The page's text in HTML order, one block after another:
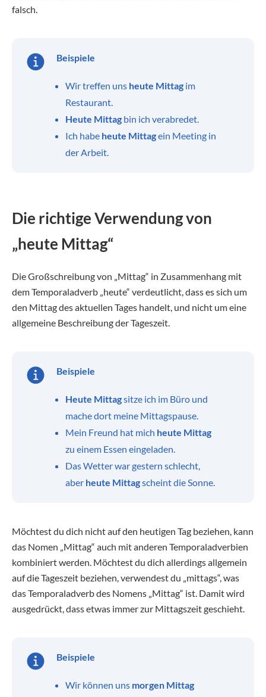
falsch.
Beispiele
Wir treffen uns heute Mittag im
Restaurant.
Heute Mittag bin ich verabredet.
Ich habe heute Mittagein Meeting in
der Arbeit.
Die richtige Verwendung von
„heute Mittag“
Die Großschreibung von „Mittag“ in Zusammenhang mit
dem Temporaladverb „heute“ verdeutlicht, dass es sich um
den Mittag des aktuellen Tages handelt, und nicht um eine
allgemeine Beschreibung der Tageszeit.
Beispiele
Heute Mittagsitze ich im Büro und
mache dort meine Mittagspause.
Mein Freund hat mich heute Mittag
zu einem Essen eingeladen.
Das Wetter war gestern schlecht,
aber heute Mittagscheint die Sonne.
Möchtest du dich nicht auf den heutigen Tag beziehen, kann
das Nomen „Mittag“ auch mit anderen Temporaladverbien
kombiniert werden. Möchtest du dich allerdings allgemein
auf die Tageszeit beziehen, verwendest du „mittags“, was
das Temporaladverb des Nomens „Mittag“ ist. Damit wird
ausgedrückt, dass etwas immer zur Mittagszeit geschieht.
Beispiele
Wir können uns morgen Mittag